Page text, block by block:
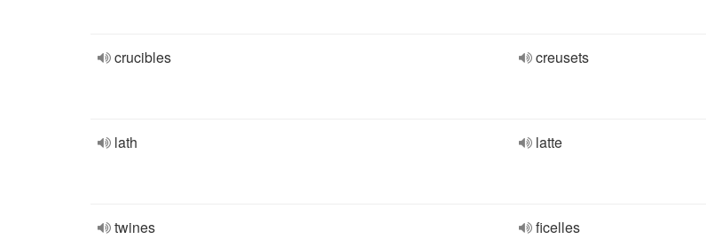
crucibles creusets
lath latte
twines ficelles